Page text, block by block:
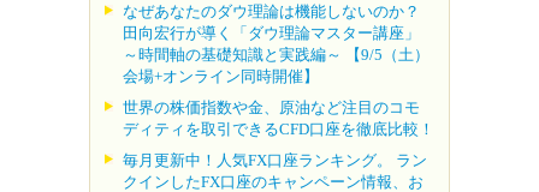
なぜあなたのダウ理論は機能しないのか？
田向宏行が導く「ダウ理論マスター講座」
～時間軸の基礎知識と実践編～ 【9/5（土）
会場+オンライン同時開催】
世界の株価指数や金、原油など注目のコモ
ディティを取引できるCFD口座を徹底比較！
毎月更新中！人気FX口座ランキング。 ラン
クインしたFX口座のキャンペーン情報、お